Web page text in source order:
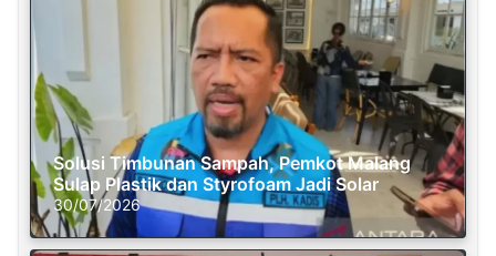
Solusi Timbunan Sampah, Pemkot Malang
Sulap Plastik dan Styrofoam Jadi Solar
30/07/2026